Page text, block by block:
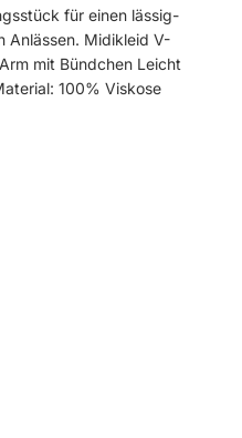
für einen lässig-
Anlässen. Midikleid V-
mit Bündchen Leicht
100% Viskose